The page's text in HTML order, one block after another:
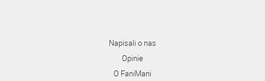
Napisali o nas
Opinie
O FaniMani